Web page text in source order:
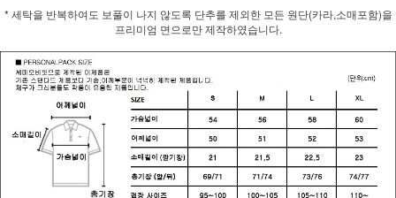
* 세탁을 반복하여도 보풀이 나지 않도록 단추를 제외한 모든 원단(카라,소매포함)을
프리미엄 면으로만 제작하였습니다.